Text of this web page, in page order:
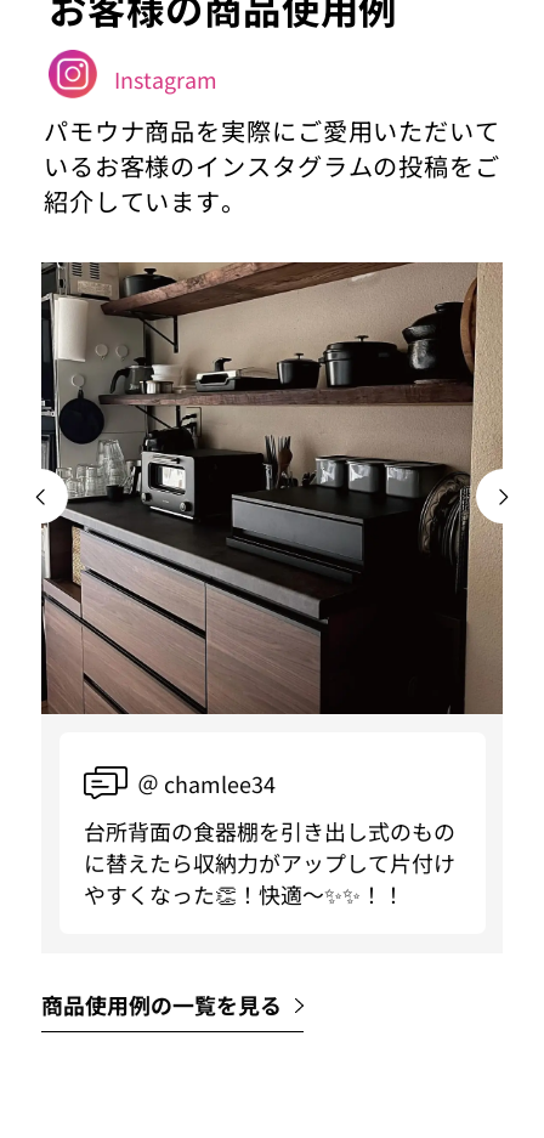
Instagram
パモウナ商品を実際にご愛用いただいて
いるお客様のインスタグラムの投稿をご
紹介しています。
＠ chamlee34
台所背面の食器棚を引き出し式のもの
に替えたら収納力がアップして片付け
やすくなった👏！快適〜✨✨！！
商品使用例の一覧を見る